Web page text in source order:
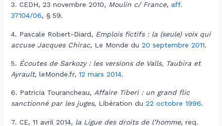
3. CEDH, 23 novembre 2010, Moulin c/ France, aff.
37104/06, § 59.
4. Pascale Robert-Diard, Emplois fictifs : la (seule) voix qui
accuse Jacques Chirac, Le Monde du 20 septembre 2011.
5. Écoutes de Sarkozy : les versions de Valls, Taubira et
Ayrault, leMonde.fr, 12 mars 2014.
6. Patricia Tourancheau, Affaire Tiberi : un grand flic
sanctionné par les juges, Libération du 22 octobre 1996.
7. CE, 11 avril 2014, la Ligue des droits de l’homme, req.